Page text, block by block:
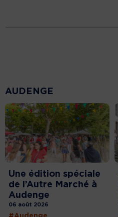
AUDENGE
Une édition spéciale
de l’Autre Marché à
Audenge
06 août 2026